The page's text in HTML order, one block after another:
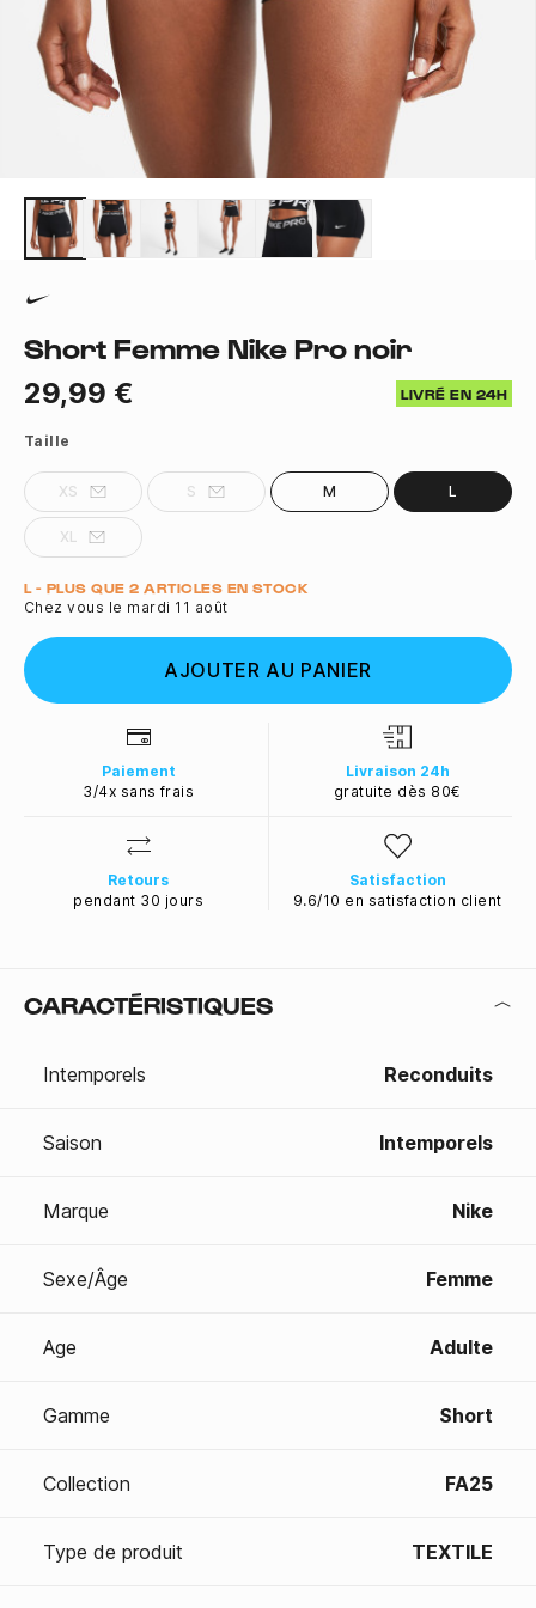
Short Femme Nike Pro noir
29,99 € LIVRÉ EN 24H
Taille
XS S M L
XL
Quantité
L - PLUS QUE 2 ARTICLES EN STOCK
Chez vous le mardi 11 août
AJOUTER AU PANIER
Paiement
3/4x sans frais
Livraison 24h
gratuite dès 80€
Retours
pendant 30 jours
Satisfaction
9.6/10 en satisfaction client
CARACTÉRISTIQUES
Intemporels Reconduits
Saison Intemporels
Marque Nike
Sexe/Âge Femme
Age Adulte
Gamme Short
Collection FA25
Type de produit TEXTILE